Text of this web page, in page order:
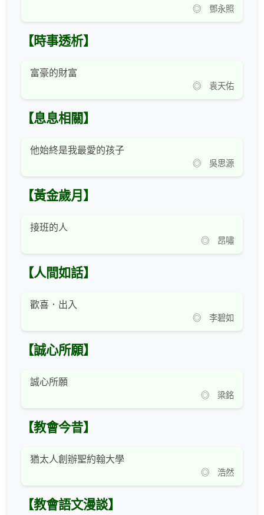
◎ 鄧永照
【時事透析】
富豪的財富
◎ 袁天佑
【息息相關】
他始終是我最愛的孩子
◎ 吳思源
【黃金歲月】
接班的人
◎ 昂嘯
【人間如話】
歡喜．出入
◎ 李碧如
【誠心所願】
誠心所願
◎ 梁銘
【教會今昔】
猶太人創辦聖約翰大學
◎ 浩然
【教會語文漫談】